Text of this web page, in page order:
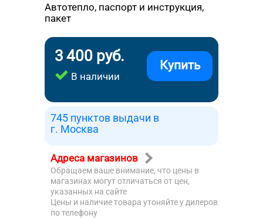
Автотепло, паспорт и инструкция,
пакет
3 400 руб.
В наличии
Купить
745 пунктов выдачи в
г. Москва
Адреса магазинов
Обращаем ваше внимание, что цены в
магазинах могут отличаться от цен,
указанных на сайте
Цены и наличие товара утоняйте у дилеров
по телефону